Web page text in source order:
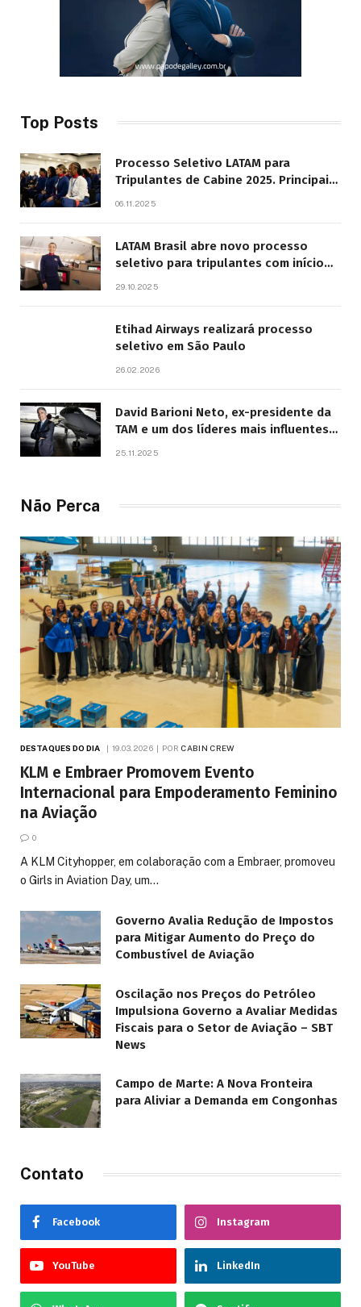
Top Posts
Processo Seletivo LATAM para
Tripulantes de Cabine 2025. Principais
06.11.2025
LATAM Brasil abre novo processo
seletivo para tripulantes com início
29.10.2025
Etihad Airways realizará processo
seletivo em São Paulo
26.02.2026
David Barioni Neto, ex-presidente da
TAM e um dos líderes mais influentes
25.11.2025
Não Perca
DESTAQUES DO DIA 19.03.2026 POR CABIN CREW
KLM e Embraer Promovem Evento
Internacional para Empoderamento Feminino
na Aviação
0
A KLM Cityhopper, em colaboração com a Embraer, promoveu
o Girls in Aviation Day, um…
Governo Avalia Redução de Impostos
para Mitigar Aumento do Preço do
Combustível de Aviação
Oscilação nos Preços do Petróleo
Impulsiona Governo a Avaliar Medidas
Fiscais para o Setor de Aviação – SBT
News
Campo de Marte: A Nova Fronteira
para Aliviar a Demanda em Congonhas
Contato
Facebook Instagram
YouTube LinkedIn